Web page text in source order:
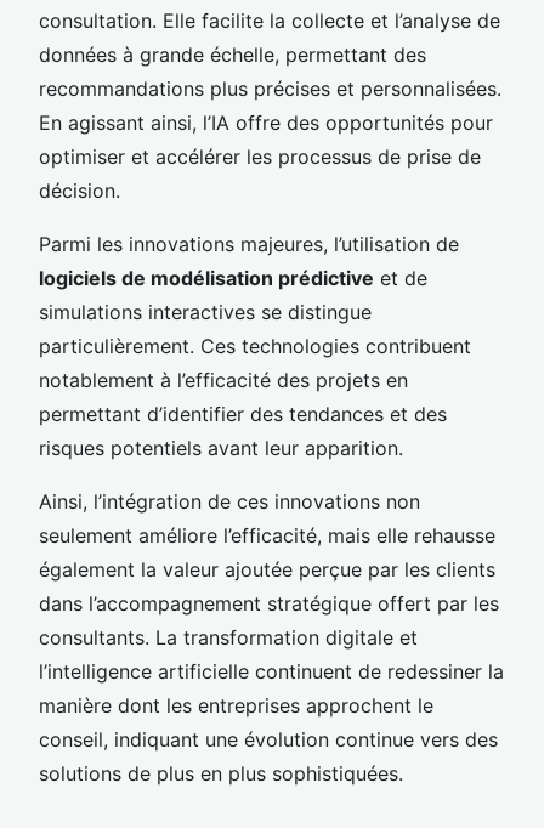
consultation. Elle facilite la collecte et l’analyse de
données à grande échelle, permettant des
recommandations plus précises et personnalisées.
En agissant ainsi, l’IA offre des opportunités pour
optimiser et accélérer les processus de prise de
décision.
Parmi les innovations majeures, l’utilisation de
logiciels de modélisation prédictive et de
simulations interactives se distingue
particulièrement. Ces technologies contribuent
notablement à l’efficacité des projets en
permettant d’identifier des tendances et des
risques potentiels avant leur apparition.
Ainsi, l’intégration de ces innovations non
seulement améliore l’efficacité, mais elle rehausse
également la valeur ajoutée perçue par les clients
dans l’accompagnement stratégique offert par les
consultants. La transformation digitale et
l’intelligence artificielle continuent de redessiner la
manière dont les entreprises approchent le
conseil, indiquant une évolution continue vers des
solutions de plus en plus sophistiquées.